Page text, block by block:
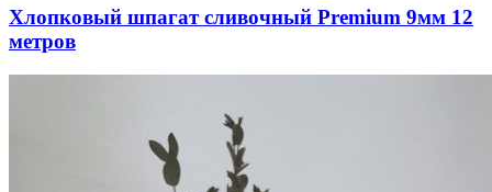
Хлопковый шпагат сливочный Premium 9мм 12
метров